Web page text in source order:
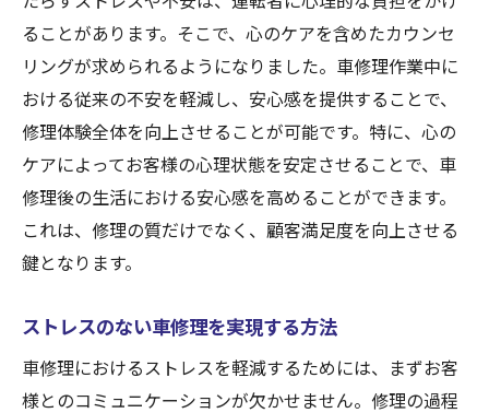
心の負担を和らげる車修理後のサポート
事故後の心のケアを重視した車修理サービ
ス
心の健康を守るための新しいアプローチ
車修理後の安心を提供するための取り組み
ンダード
業界の進化とともに変わる心のケアの役割
新時代の車修理が提供する心のケアの重要
ることがあります。そこで、心のケアを含めたカウンセ
リングが求められるようになりました。車修理作業中に
おける従来の不安を軽減し、安心感を提供することで、
修理体験全体を向上させることが可能です。特に、心の
ケアによってお客様の心理状態を安定させることで、車
修理後の生活における安心感を高めることができます。
これは、修理の質だけでなく、顧客満足度を向上させる
鍵となります。
ストレスのない車修理を実現する方法
車修理におけるストレスを軽減するためには、まずお客
様とのコミュニケーションが欠かせません。修理の過程